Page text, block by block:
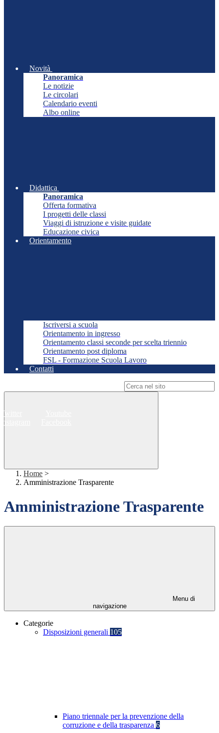
Novità
Panoramica
Le notizie
Le circolari
Calendario eventi
Albo online
Didattica
Panoramica
Offerta formativa
I progetti delle classi
Viaggi di istruzione e visite guidate
Educazione civica
Orientamento
Iscriversi a scuola
Orientamento in ingresso
Orientamento classi seconde per scelta triennio
Orientamento post diploma
FSL - Formazione Scuola Lavoro
Contatti
Twitter
Instagram
Home >
Amministrazione Trasparente
Amministrazione Trasparente
Menu di
navigazione
Categorie
Disposizioni generali 105
Piano triennale per la prevenzione della
corruzione e della trasparenza 6